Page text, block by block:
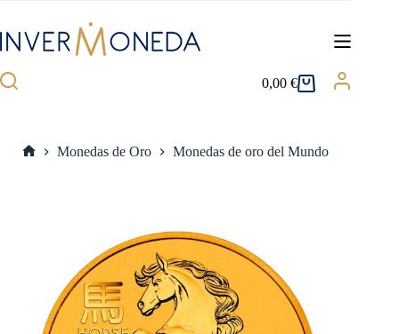
contenido
Carro
0,00€
Monedas de Oro Monedas de oro del Mundo